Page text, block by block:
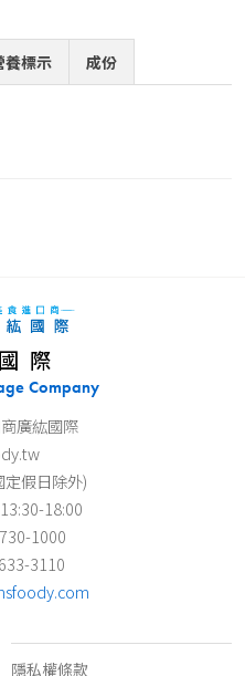
養標示 成份
際
Company
廣紘國際
假日除外)
18:00
1000
3110
隱私權條款